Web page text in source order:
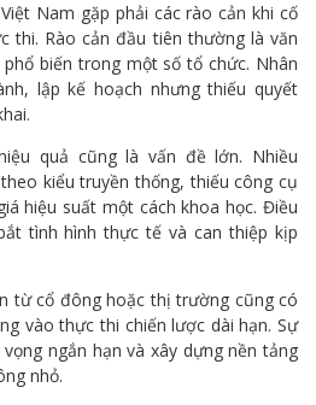
Nam gặp phải các rào cản khi cố
thi. Rào cản đầu tiên thường là văn
biến trong một số tổ chức. Nhân
lập kế hoạch nhưng thiếu quyết
quả cũng là vấn đề lớn. Nhiều
kiểu truyền thống, thiếu công cụ
hiệu suất một cách khoa học. Điều
tình hình thực tế và can thiệp kịp
từ cổ đông hoặc thị trường cũng có
vào thực thi chiến lược dài hạn. Sự
ngắn hạn và xây dựng nền tảng
nhỏ.